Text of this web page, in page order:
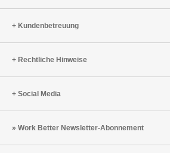
Kundenbetreuung
Rechtliche Hinweise
Social Media
Work Better Newsletter-Abonnement